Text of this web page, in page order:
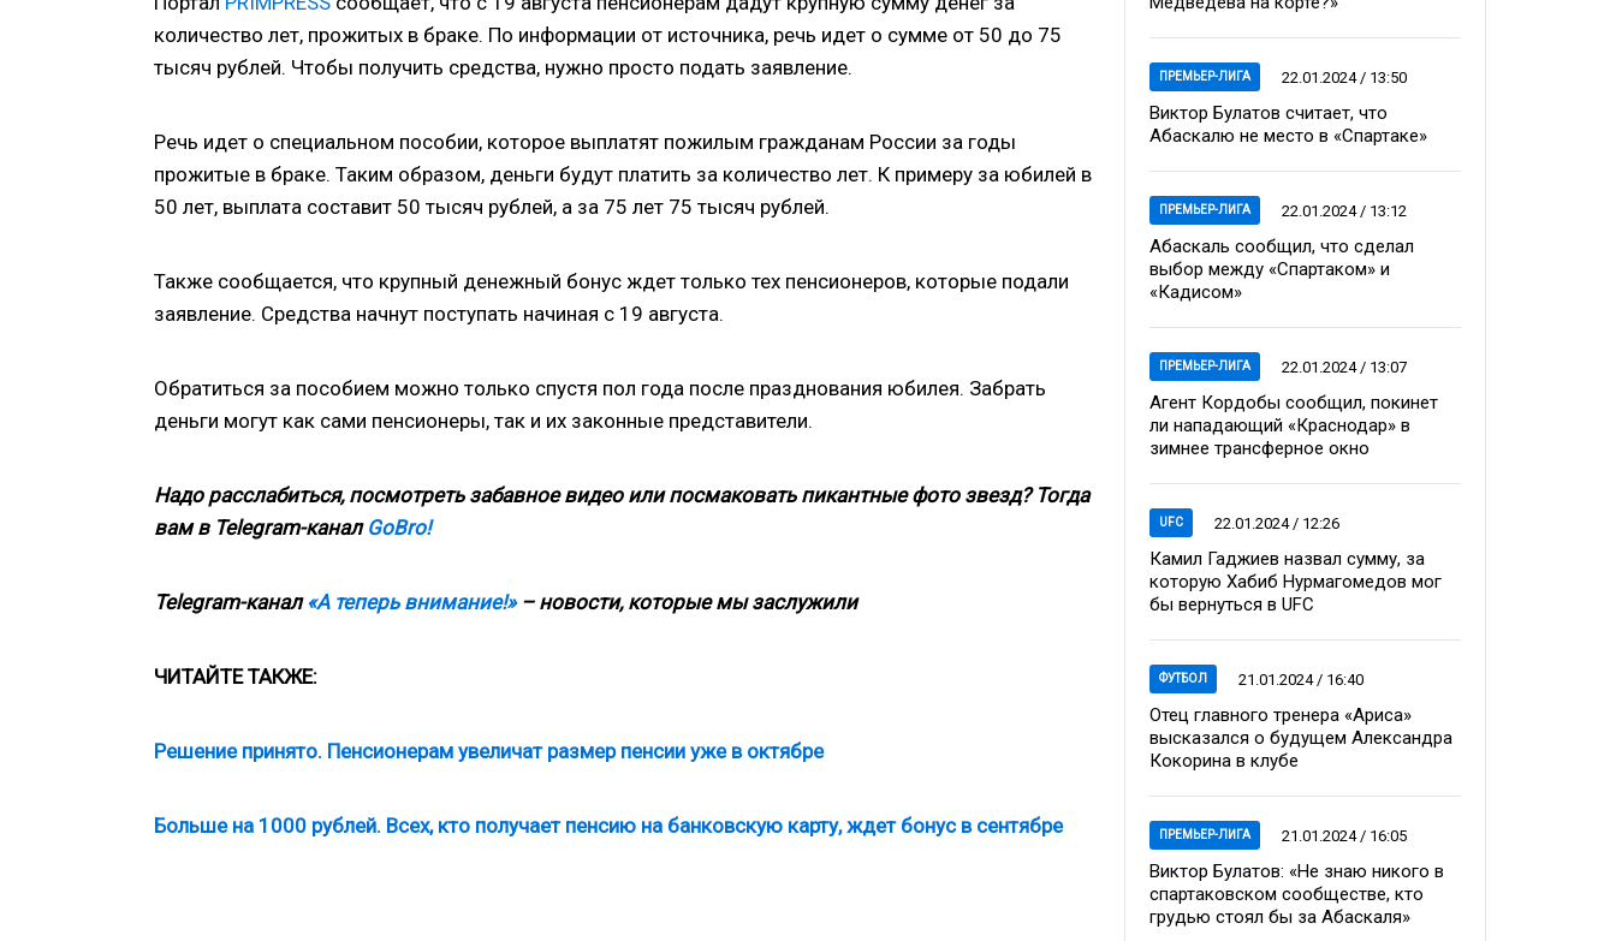
количество лет, прожитых в браке. По информации от источника, речь идет о сумме от 50 до 75
тысяч рублей. Чтобы получить средства, нужно просто подать заявление.
Речь идет о специальном пособии, которое выплатят пожилым гражданам России за годы
прожитые в браке. Таким образом, деньги будут платить за количество лет. К примеру за юбилей в
50 лет, выплата составит 50 тысяч рублей, а за 75 лет 75 тысяч рублей.
Также сообщается, что крупный денежный бонус ждет только тех пенсионеров, которые подали
заявление. Средства начнут поступать начиная с 19 августа.
Обратиться за пособием можно только спустя пол года после празднования юбилея. Забрать
деньги могут как сами пенсионеры, так и их законные представители.
Надо расслабиться, посмотреть забавное видео или посмаковать пикантные фото звезд? Тогда
вам в Telegram-канал GoBro!
Telegram-канал «А теперь внимание!»– новости, которые мы заслужили
ЧИТАЙТЕ ТАКЖЕ:
Решение принято. Пенсионерам увеличат размер пенсии уже в октябре
Больше на 1000 рублей. Всех, кто получает пенсию на банковскую карту, ждет бонус в сентябре
ПРЕМЬЕР-ЛИГА 22.01.2024 / 13:50
Виктор Булатов считает, что
Абаскалю не место в «Спартаке»
ПРЕМЬЕР-ЛИГА 22.01.2024 / 13:12
Абаскаль сообщил, что сделал
выбор между «Спартаком» и
«Кадисом»
ПРЕМЬЕР-ЛИГА 22.01.2024 / 13:07
Агент Кордобы сообщил, покинет
ли нападающий «Краснодар» в
зимнее трансферное окно
UFC 22.01.2024 / 12:26
Камил Гаджиев назвал сумму, за
которую Хабиб Нурмагомедов мог
бы вернуться в UFC
ФУТБОЛ 21.01.2024 / 16:40
Отец главного тренера «Ариса»
высказался о будущем Александра
Кокорина в клубе
ПРЕМЬЕР-ЛИГА 21.01.2024 / 16:05
Виктор Булатов: «Не знаю никого в
спартаковском сообществе, кто
грудью стоял бы за Абаскаля»